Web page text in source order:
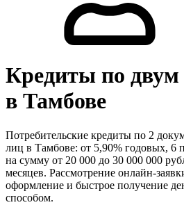
Кредиты по
в Тамбове
Потребительские кредиты по 2
лиц в Тамбове: от 5,90% годовых, 6
на сумму от 20 000 до 30 000 000
месяцев. Рассмотрение онлайн-
оформление и быстрое получение
способом.